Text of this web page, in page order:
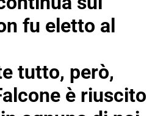
fu eletto al
tutto, però,
è riuscito